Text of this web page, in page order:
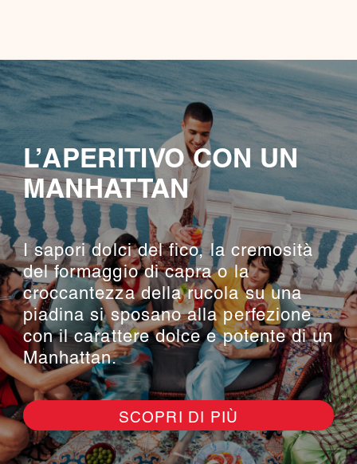
L’APERITIVO CON UN
MANHATTAN
I sapori dolci del fico, la cremosità
del formaggio di capra o la
croccantezza della rucola su una
piadina si sposano alla perfezione
con il carattere dolce e potente di un
Manhattan.
SCOPRI DI PIÙ